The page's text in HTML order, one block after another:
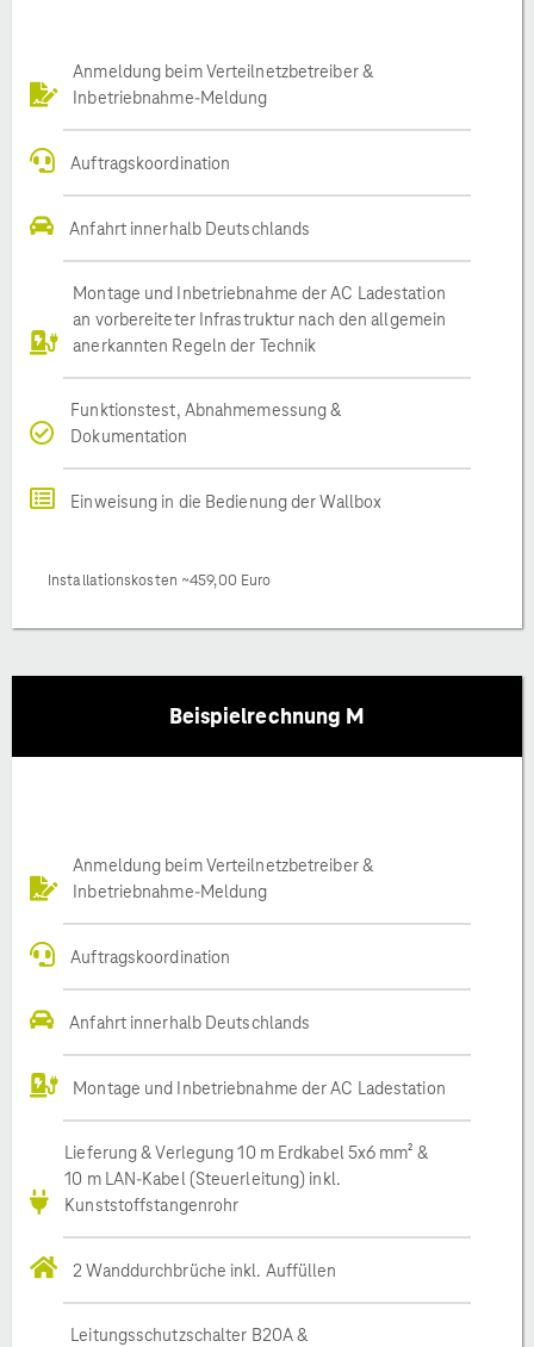
Anmeldung beim Verteilnetzbetreiber &
Inbetriebnahme-Meldung
Auftragskoordination
Anfahrt innerhalb Deutschlands
Montage und Inbetriebnahme der AC Ladestation
an vorbereiteter Infrastruktur nach den allgemein
anerkannten Regeln der Technik
Funktionstest, Abnahmemessung &
Dokumentation
Einweisung in die Bedienung der Wallbox
Installationskosten ~459,00 Euro
Beispielrechnung M
Anmeldung beim Verteilnetzbetreiber &
Inbetriebnahme-Meldung
Auftragskoordination
Anfahrt innerhalb Deutschlands
Montage und Inbetriebnahme der AC Ladestation
Lieferung & Verlegung 10 m Erdkabel 5x6 mm² &
10 m LAN-Kabel (Steuerleitung) inkl.
Kunststoffstangenrohr
2 Wanddurchbrüche inkl. Auffüllen
Leitungsschutzschalter B20A &